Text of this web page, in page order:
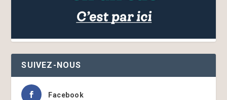
SUIVEZ-NOUS
Facebook